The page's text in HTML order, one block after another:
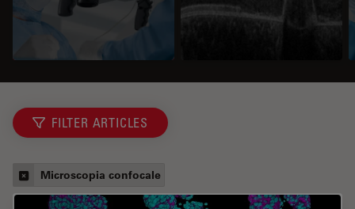
FILTER ARTICLES
Microscopia confocale